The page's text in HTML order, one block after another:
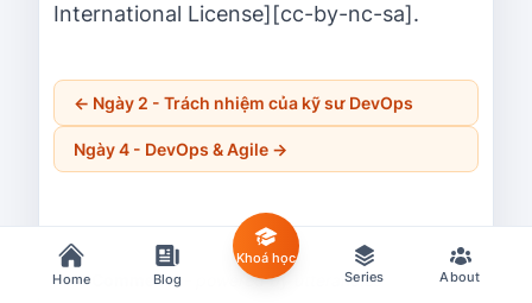
International License][cc-by-nc-sa].
← Ngày 2 - Trách nhiệm của kỹ sư DevOps
Ngày 4 - DevOps & Agile →
Home Blog
Khoá học
Series
About